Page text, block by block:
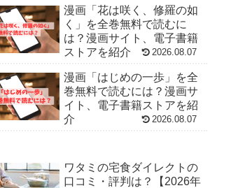
漫画「花は咲く、修羅の如
く」を全巻無料で読むに
は？漫画サイト、電子書籍
ストアを紹介
2026.08.07
漫画「はじめの一歩」を全
巻無料で読むには？漫画サ
イト、電子書籍ストアを紹
介
2026.08.07
ワタミの宅食ダイレクトの
口コミ・評判は？【2026年